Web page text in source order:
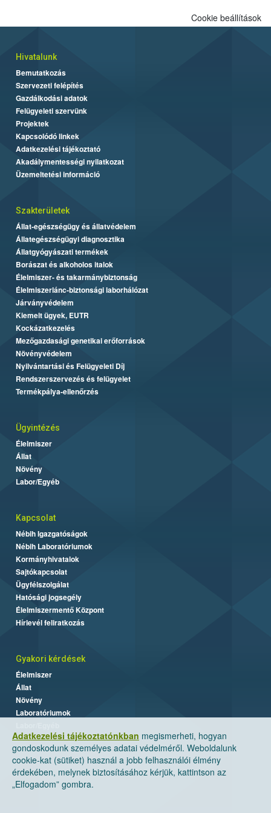
Adatkezelési tájékoztatónkban megismerheti, hogyan
gondoskodunk személyes adatai védelméről. Weboldalunk
cookie-kat (sütiket) használ a jobb felhasználói élmény
érdekében, melynek biztosításához kérjük, kattintson az
„Elfogadom” gombra.
Cookie beállítások
Hivatalunk
Bemutatkozás
Szervezeti felépítés
Gazdálkodási adatok
Felügyeleti szervünk
Projektek
Kapcsolódó linkek
Adatkezelési tájékoztató
Akadálymentességi nyilatkozat
Üzemeltetési információ
Szakterületek
Állat-egészségügy és állatvédelem
Állategészségügyi diagnosztika
Állatgyógyászati termékek
Borászat és alkoholos italok
Élelmiszer- és takarmánybiztonság
Élelmiszerlánc-biztonsági laborhálózat
Járványvédelem
Kiemelt ügyek, EUTR
Kockázatkezelés
Mezőgazdasági genetikai erőforrások
Növényvédelem
Nyilvántartási és Felügyeleti Díj
Rendszerszervezés és felügyelet
Termékpálya-ellenőrzés
Ügyintézés
Élelmiszer
Állat
Növény
Labor/Egyéb
Kapcsolat
Nébih Igazgatóságok
Nébih Laboratóriumok
Kormányhivatalok
Sajtókapcsolat
Ügyfélszolgálat
Hatósági jogsegély
Élelmiszermentő Központ
Hírlevél feliratkozás
Gyakori kérdések
Élelmiszer
Állat
Növény
Laboratóriumok